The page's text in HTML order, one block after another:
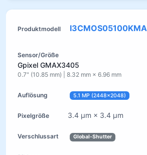
I3CMOS05100KMA
Gpixel GMAX3405
0.7" (10.85 mm) | 8.32 mm × 6.96 mm
5.1 MP (2448×2048)
3.4 µm × 3.4 µm
Global-Shutter